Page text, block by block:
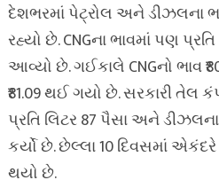
દેશભરમાં પેટ્રોલ અને ડીઝલના
રહ્યો છે. CNGના ભાવમાં પણ પ્રતિ
આવ્યો છે. ગઈકાલે CNGનો ભાવ
₹81.09 થઈ ગયો છે. સરકારી તેલ
પ્રતિ લિટર 87 પૈસા અને ડીઝલના
કર્યો છે. છેલ્લા 10 દિવસમાં એકંદરે
થયો છે.